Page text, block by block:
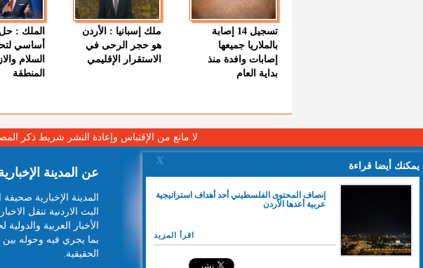
تسجيل 14 إصابة
بالملاريا جميعها
إصابات وافدة منذ
بداية العام
ملك إسبانيا : الأردن
هو حجر الرحى في
الاستقرار الإقليمي
الملك : حل
أساسي
السلام
المنطقة
يمكنك أيضا قراءة
X
إنصاف المحتوى الفلسطيني أحد أهداف استراتيجية
عربية أعدها الأردن
اقرأ المزيد
لا مانع من الإقتباس وإعادة النشر شريط ذكر
عن المدينة
المدينة الإخبارية
البث الاردنية تنقل
الأخبار العربية
بما يجري فيه وحوله
الحقيقية.